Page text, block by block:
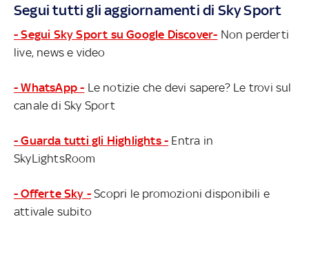
Segui tutti gli aggiornamenti di Sky Sport
- Segui Sky Sport su Google Discover- Non perderti
live, news e video
- WhatsApp - Le notizie che devi sapere? Le trovi sul
canale di Sky Sport
- Guarda tutti gli Highlights - Entra in
SkyLightsRoom
- Offerte Sky - Scopri le promozioni disponibili e
attivale subito